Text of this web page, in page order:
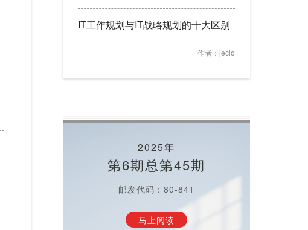
IT工作规划与IT战略规划的十大区别
作者： jecio
2025年
第6期总第45期
邮发代码：80-841
马上阅读